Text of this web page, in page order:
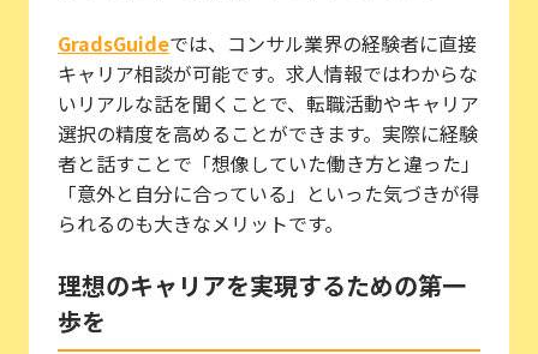
GradsGuideでは、コンサル業界の経験者に直接
キャリア相談が可能です。求人情報ではわからな
いリアルな話を聞くことで、転職活動やキャリア
選択の精度を高めることができます。実際に経験
者と話すことで「想像していた働き方と違った」
「意外と自分に合っている」といった気づきが得
られるのも大きなメリットです。
理想のキャリアを実現するための第一
歩を